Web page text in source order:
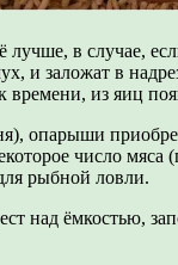
в случае,
и заложат в
времени, из яиц
опарыши
число
рыбной ловли.
над ёмкостью,